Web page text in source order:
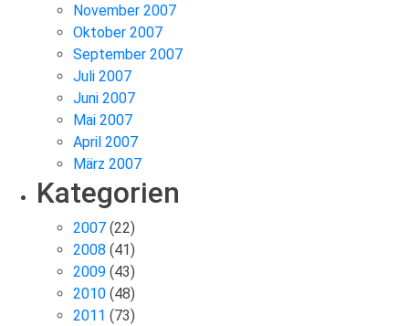
November 2007
Oktober 2007
September 2007
Juli 2007
Juni 2007
Mai 2007
April 2007
März 2007
Kategorien
2007 (22)
2008 (41)
2009 (43)
2010 (48)
2011 (73)